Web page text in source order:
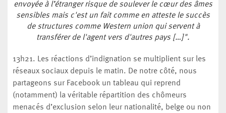
envoyée à l’étranger risque de soulever le cœur des âmes
sensibles mais c'est un fait comme en atteste le succès
de structures comme Western union qui servent à
transférer de l'agent vers d'autres pays […]".
13h21. Les réactions d’indignation se multiplient sur les
réseaux sociaux depuis le matin. De notre côté, nous
partageons sur Facebook un tableau qui reprend
(notamment) la véritable répartition des chômeurs
menacés d’exclusion selon leur nationalité, belge ou non